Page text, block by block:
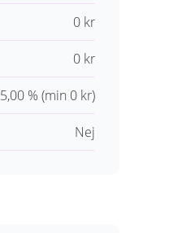
0 kr
0 kr
5,00 % (min 0 kr)
Nej